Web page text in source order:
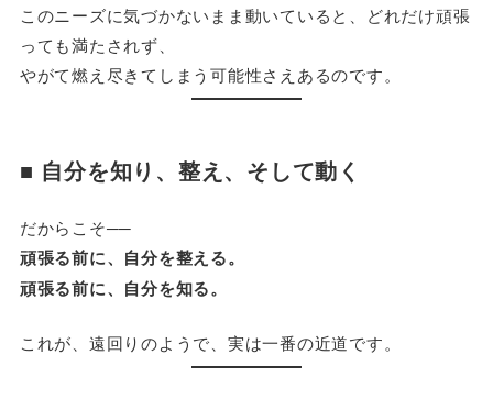
このニーズに気づかないまま動いていると、どれだけ頑張
っても満たされず、
やがて燃え尽きてしまう可能性さえあるのです。
■ 自分を知り、整え、そして動く
だからこそ──
頑張る前に、自分を整える。
頑張る前に、自分を知る。
これが、遠回りのようで、実は一番の近道です。